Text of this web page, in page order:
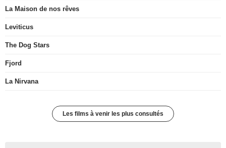
La Maison de nos rêves
Leviticus
The Dog Stars
Fjord
La Nirvana
Les films à venir les plus consultés